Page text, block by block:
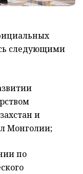
следующими
и
Монголии;
по